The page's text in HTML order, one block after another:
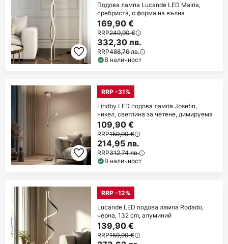
Подова лампа Lucande LED Mairia,
сребриста, с форма на вълна
169,90 €
RRP249,90 €
332,30 лв.
RRP488,76 лв.
В наличност
RRP -31%
Lindby LED подова лампа Josefin,
никел, светлина за четене, димируема
109,90 €
RRP159,90 €
214,95 лв.
RRP312,74 лв.
В наличност
RRP -12%
Lucande LED подова лампа Rodado,
черна, 132 cm, алуминий
139,90 €
RRP159,90 €